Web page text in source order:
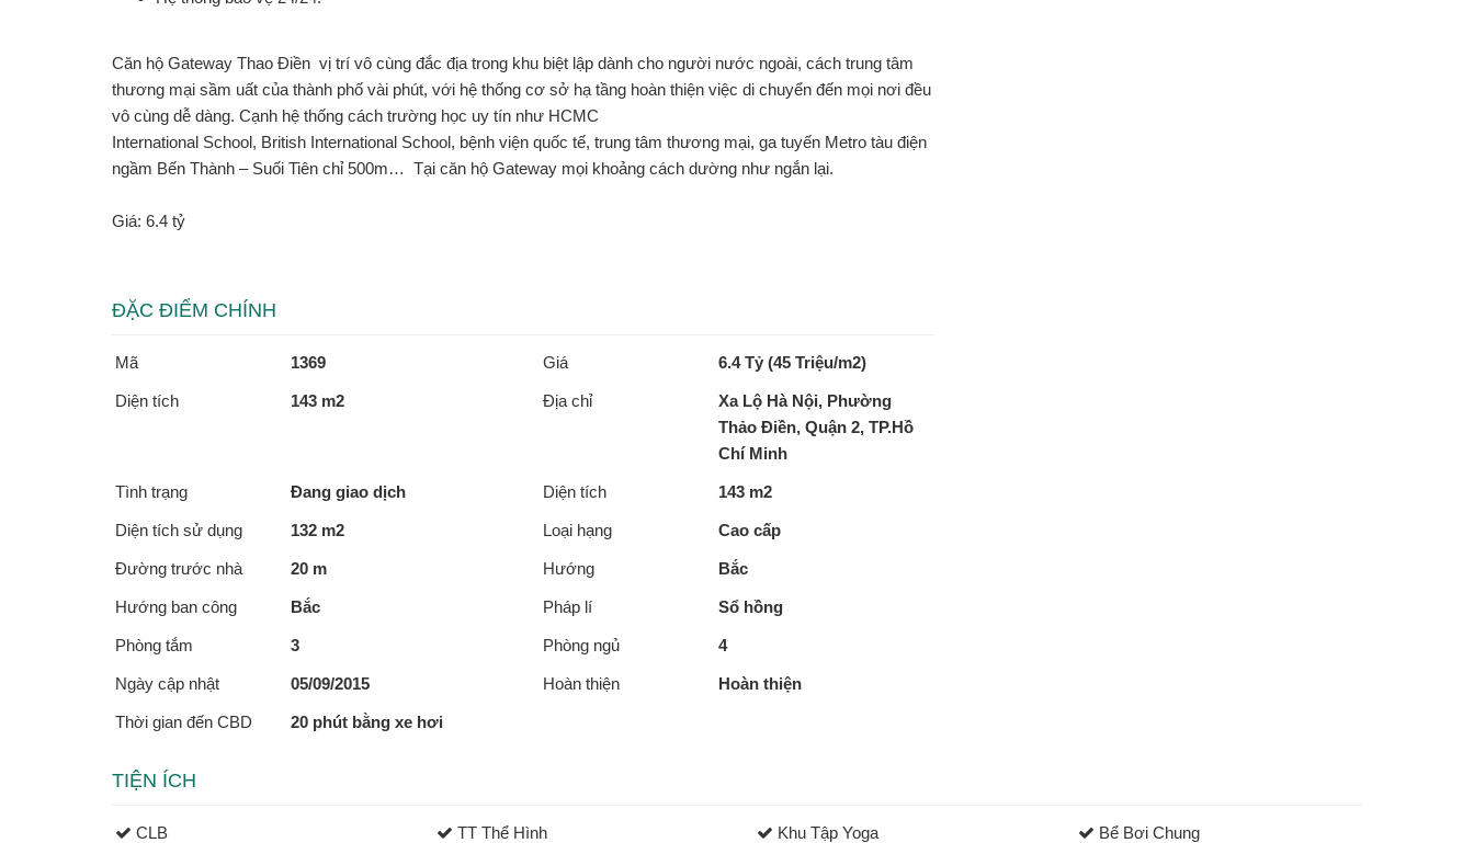
Căn hộ Gateway Thao Điền vị trí vô cùng đắc địa trong khu biệt lập dành cho người nước ngoài, cách trung tâm
thương mại sầm uất của thành phố vài phút, với hệ thống cơ sở hạ tầng hoàn thiện việc di chuyển đến mọi nơi đều
vô cùng dễ dàng. Cạnh hệ thống cách trường học uy tín như HCMC
International School, British International School, bệnh viện quốc tế, trung tâm thương mại, ga tuyến Metro tàu điện
ngầm Bến Thành – Suối Tiên chỉ 500m… Tại căn hộ Gateway mọi khoảng cách dường như ngắn lại.
Giá: 6.4 tỷ
ĐẶC ĐIỂM CHÍNH
Mã 1369 Giá 6.4 Tỷ (45 Triệu/m2)
Diện tích 143 m2 Địa chỉ
Xa Lộ Hà Nội, Phường
Thảo Điền, Quận 2, TP.Hồ
Chí Minh
Tình trạng Đang giao dịch Diện tích 143 m2
Diện tích sử dụng 132 m2 Loại hạng Cao cấp
Đường trước nhà 20 m Hướng Bắc
Hướng ban công Bắc Pháp lí Sổ hồng
Phòng tắm 3 Phòng ngủ 4
Ngày cập nhật 05/09/2015 Hoàn thiện Hoàn thiện
Thời gian đến CBD 20 phút bằng xe hơi
TIỆN ÍCH
CLB TT Thể Hình Khu Tập Yoga
Bể Bơi Chung